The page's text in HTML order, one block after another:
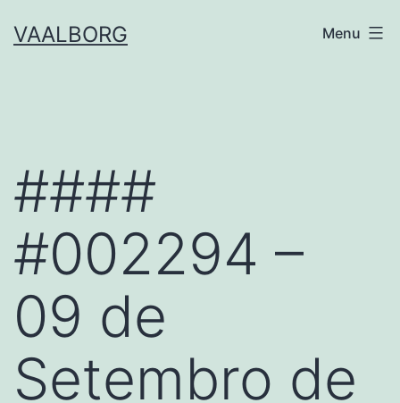
toVAALBORG Menu
####
#002294 –
09 de
Setembro de